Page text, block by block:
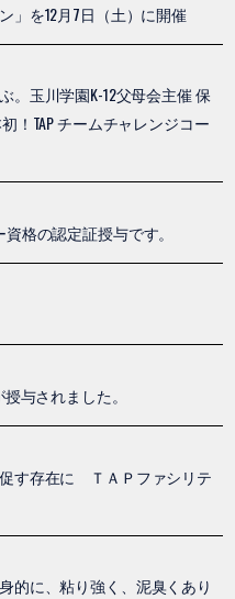
を12月7日（土）に開催
。玉川学園K-12父母会主催 保
！TAP チームチャレンジコー
格の認定証授与です。
与されました。
す存在に ＴＡＰファシリテ
的に、粘り強く、泥臭くあり